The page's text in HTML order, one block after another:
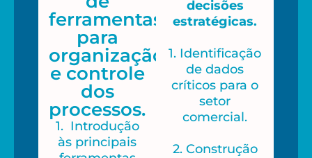
ferramentas
para
organização
e controle
dos
processos.
1. Introdução
às principais
decisões
estratégicas.
1. Identificação
de dados
críticos para o
setor
comercial.
2. Construção